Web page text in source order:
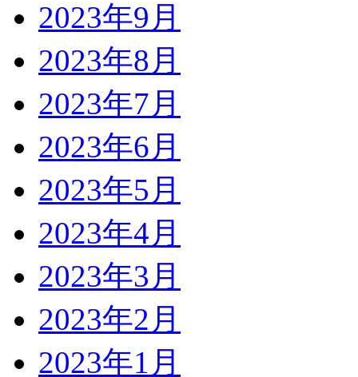
2023年9月
2023年8月
2023年7月
2023年6月
2023年5月
2023年4月
2023年3月
2023年2月
2023年1月